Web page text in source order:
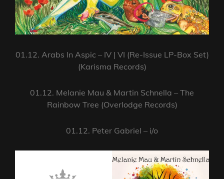
01.12. Arabs In Aspic – IV | VI (Re-Issue LP-Box Set)
(Karisma Records)
01.12. Melanie Mau & Martin Schnella – The
Rainbow Tree (Overlodge Records)
01.12. Peter Gabriel – i/o